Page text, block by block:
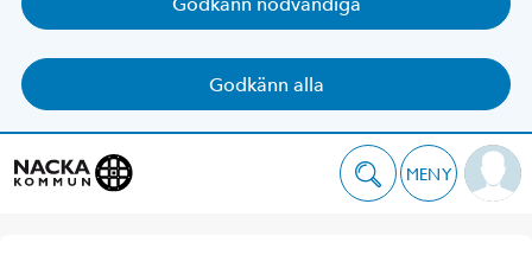
Godkänn alla
MENY